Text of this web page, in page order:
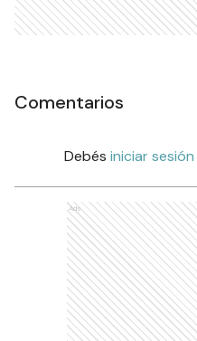
Comentarios
Debés iniciar sesión
Ads